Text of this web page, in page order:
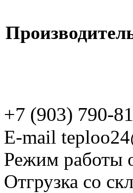
+7 (903) 790-
E-mail
Режим работы
Отгрузка со